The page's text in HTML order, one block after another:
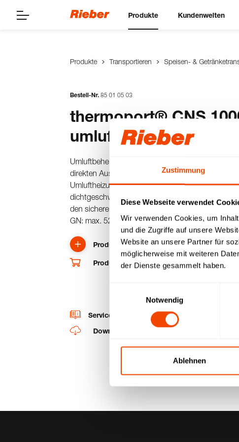
Zustimmung
Diese Webseite verwendet
Wir verwenden Cookies, um
und die Zugriffe auf unsere
Website an unsere Partner für
möglicherweise mit weiteren
der Dienste gesammelt haben.
Notwendig
Ablehnen
Produkte Kundenwelten
Produkte Transportieren Speisen- &
Bestell-Nr. 85 01 05 03
thermoport® CNS
umluftbeheizt
Umluftbeheizte Frontlader Transport-Box aus
direkten Ausgabe über abnehmbaren Deckel
Umluftheizung (max. +100 °C), doppelwandig und
dichtgeschweißt, mit 7 fugenlos tiefgezogenen
den sicheren Transport von Speisen in GN-
GN: max. 52 L).
Produkt anfragen
Produkt und Ersatzteile im Shop kaufen
Service-Videos
Downloads